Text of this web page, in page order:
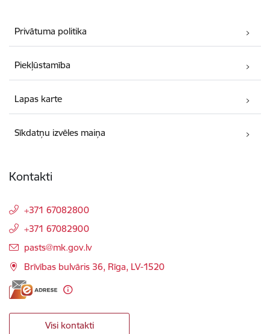
Privātuma politika
Piekļūstamība
Lapas karte
Sīkdatņu izvēles maiņa
Kontakti
+371 67082800
+371 67082900
E-pasts:
pasts@mk.gov.lv
Brīvības bulvāris 36, Rīga, LV-1520
Visi kontakti